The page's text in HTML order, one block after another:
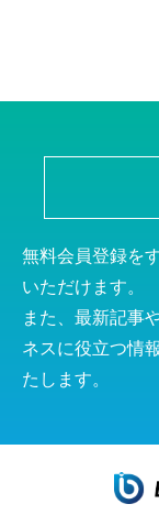
無料会員登録を
いただけます。
また、最新記事
ネスに役立つ情
たします。